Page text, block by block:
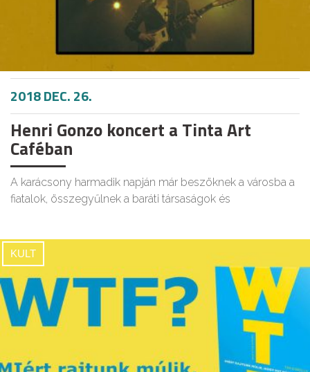
2018 DEC. 26.
Henri Gonzo koncert a Tinta Art
Caféban
A karácsony harmadik napján már beszöknek a városba a
fiatalok, összegyűlnek a baráti társaságok és
KULT